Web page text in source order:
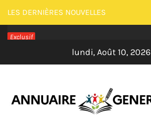
Passer
au
contenu
LES DERNIÈRES NOUVELLES
Exclusif
lundi, Août 10, 2026